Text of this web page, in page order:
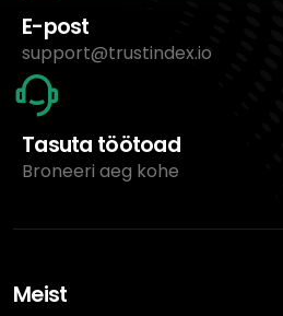
E-post
support@trustindex.io
Tasuta töötoad
Broneeri aeg kohe
Meist